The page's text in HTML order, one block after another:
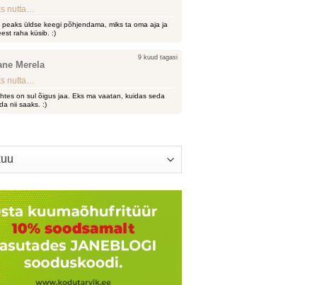
nutta…
peaks üldse keegi põhjendama, miks ta oma aja ja
raha küsib. :)
Merela
9 kuud tagasi
nutta…
on sul õigus jaa. Eks ma vaatan, kuidas seda
nii saaks. :)